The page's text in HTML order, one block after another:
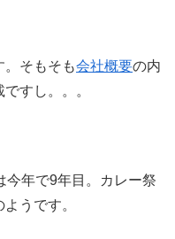
。そもそも会社概要の内
すし。。。
今年で9年目。カレー祭
うです。